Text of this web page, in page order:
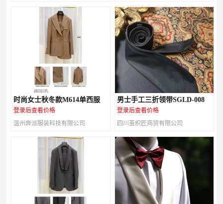
时尚女士秋冬款M614单西服
登录后查看价格
温州奔派服装科技有限公司
男士手工三折领带SGLD-008
登录后查看价格
四川茧织匠商贸有限公司